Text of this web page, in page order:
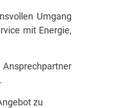
Umgang
mit Energie,
zu